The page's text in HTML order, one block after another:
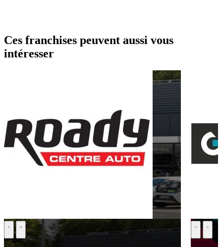
Ces franchises peuvent aussi vous
intéresser